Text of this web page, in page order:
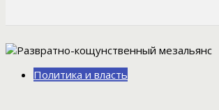
Политика и власть